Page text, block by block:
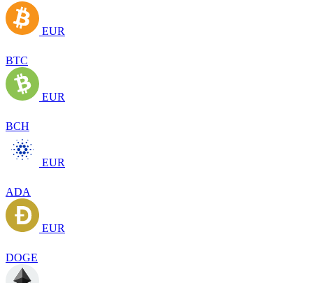
EUR
BTC
EUR
BCH
EUR
ADA
EUR
DOGE